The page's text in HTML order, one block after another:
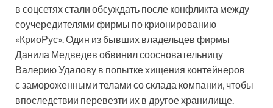
в соцсетях стали обсуждать после конфликта между
соучередителями фирмы по крионированию
«КриоРус». Один из бывших владельцев фирмы
Данила Медведев обвинил соосновательницу
Валерию Удалову в попытке хищения контейнеров
с замороженными телами со склада компании, чтобы
впоследствии перевезти их в другое хранилище.